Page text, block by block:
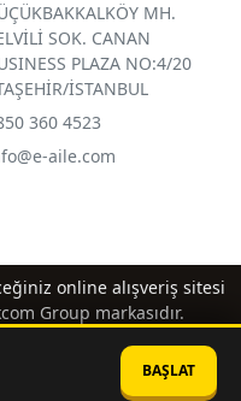
MH.
SOK. CANAN
PLAZA NO:4/20
İSTANBUL
360 4523
aile.com
online alışveriş sitesi
Group markasıdır.
İle Hazırlanmıştır.
BAŞLAT